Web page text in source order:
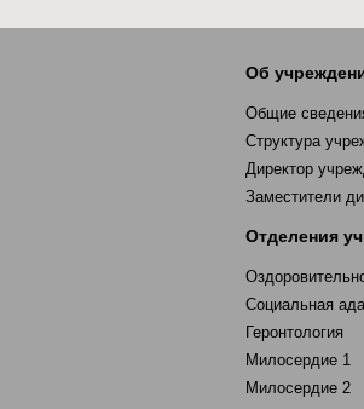
Об
Общие
Структура
Директор
Заместители
Отделения
Социальная
Геронтология
Милосердие 1
Милосердие 2